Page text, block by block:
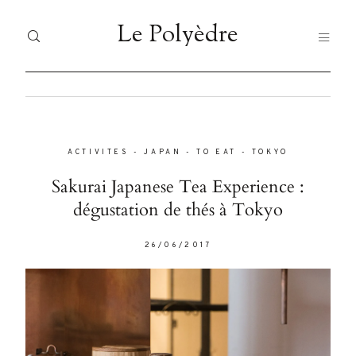
Le Polyèdre
ACTIVITES -JAPAN - TO EAT - TOKYO
Sakurai Japanese Tea Experience :
dégustation de thés à Tokyo
26/06/2017
Le Polyèdre
Tristique
quis risus
ornare vel
VOYAGES
JAPAN
FOOD
LIFESTYLE